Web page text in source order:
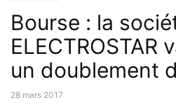
Bourse : la
ELECTROSTAR
un doublement
28 mars 2017